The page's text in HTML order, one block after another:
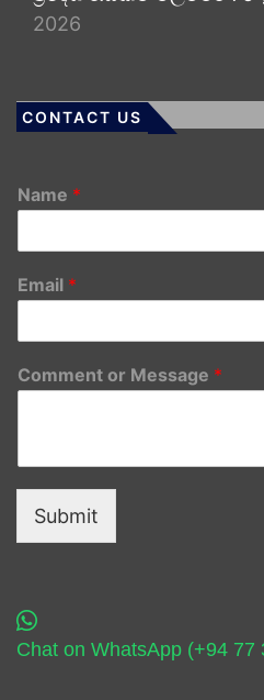
2026
CONTACT US
Name *
Email *
Comment or Message *
Submit
Chat on WhatsApp (+94 77